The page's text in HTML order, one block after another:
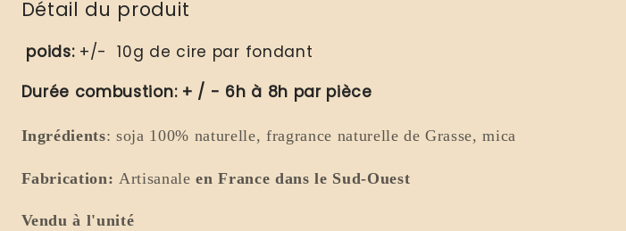
Détail du produit
poids:+/- 10g de cire par fondant
Durée combustion: + / - 6h à 8h par pièce
Ingrédients: soja 100% naturelle, fragrance naturelle de Grasse, mica
Fabrication: Artisanale en France dans le Sud-Ouest
Vendu à l'unité